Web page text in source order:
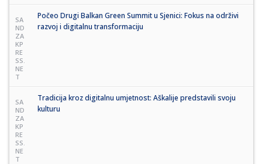
SA
ND
ZA
KP
RE
SS.
NE
T
Počeo Drugi Balkan Green Summit u Sjenici: Fokus na održivi
razvoj i digitalnu transformaciju
SA
ND
ZA
KP
RE
SS.
NE
T
Tradicija kroz digitalnu umjetnost: Aškalije predstavili svoju
kulturu